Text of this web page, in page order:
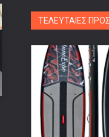
ΤΕΛΕΥΤΑΙΕΣ